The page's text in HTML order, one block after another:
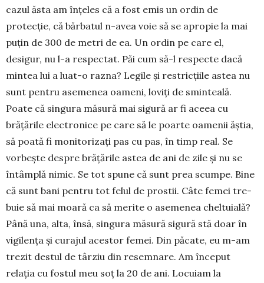
cazul ăsta am înțeles că a fost emis un ordin de
protecție, că bărbatul n-avea voie să se apropie la mai
puțin de 300 de metri de ea. Un ordin pe care el,
desigur, nu l-a respectat. Păi cum să-l respecte dacă
mintea lui a luat-o razna? Legile și restricțiile astea nu
sunt pentru asemenea oameni, loviți de sminteală.
Poate că singura mă­sură mai sigură ar fi aceea cu
brățările electronice pe care să le poarte oamenii ăștia,
să poată fi mo­ni­torizați pas cu pas, în timp real. Se
vorbește des­pre brățările astea de ani de zile și nu se
întâmplă ni­mic. Se tot spune că sunt prea scumpe. Bine
că sunt bani pentru tot felul de prostii. Câte femei tre­
buie să mai moară ca să merite o asemenea chel­tuială?
Până una, alta, însă, singura măsură sigură stă doar în
vigilența și curajul acestor femei. Din păcate, eu m-am
trezit destul de târziu din resem­nare. Am început
relația cu fostul meu soț la 20 de ani. Locuiam la